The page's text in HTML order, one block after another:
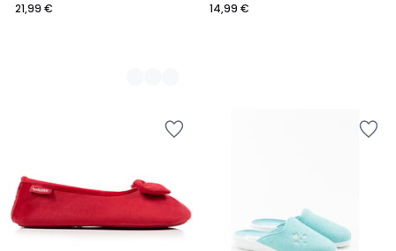
21,99 €
14,99 €